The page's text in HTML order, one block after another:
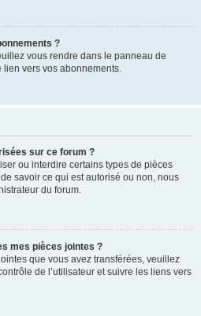
?
vous rendre dans le panneau de
lien vers vos abonnements.
sur ce forum ?
ou interdire certains types de pièces
savoir ce qui est autorisé ou non, nous
du forum.
mes pièces jointes ?
que vous avez transférées, veuillez
de l’utilisateur et suivre les liens vers